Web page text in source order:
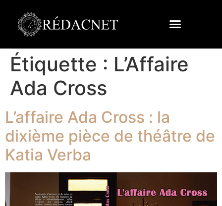
Étiquette : L’Affaire
Ada Cross
L’affaire Ada Cross : la
dixième pièce de théâtre de
Katia Verba